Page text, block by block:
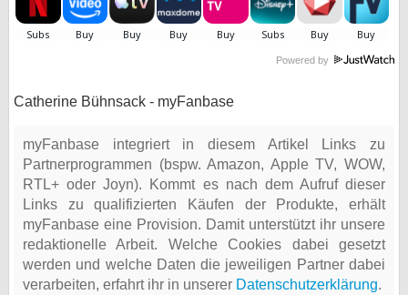
Powered by
Catherine Bühnsack - myFanbase
myFanbase integriert in diesem Artikel Links zu
Partnerprogrammen (bspw. Amazon, Apple TV, WOW,
RTL+ oder Joyn). Kommt es nach dem Aufruf dieser
Links zu qualifizierten Käufen der Produkte, erhält
myFanbase eine Provision. Damit unterstützt ihr unsere
redaktionelle Arbeit. Welche Cookies dabei gesetzt
werden und welche Daten die jeweiligen Partner dabei
verarbeiten, erfahrt ihr in unserer Datenschutzerklärung.
Datenschutz
myFanbase